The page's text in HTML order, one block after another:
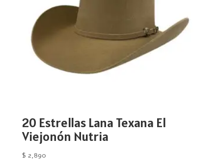
20 Estrellas Lana Texana El
Viejonón Nutria
$ 2,890